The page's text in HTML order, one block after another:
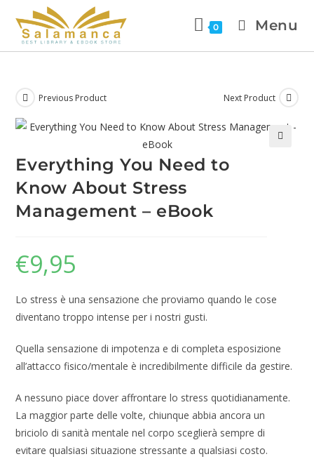
0 Menu
Previous Product Next Product
Everything You Need to
Know About Stress
Management – eBook
€9,95
Lo stress è una sensazione che proviamo quando le cose
diventano troppo intense per i nostri gusti.
Quella sensazione di impotenza e di completa esposizione
all’attacco fisico/mentale è incredibilmente difficile da gestire.
A nessuno piace dover affrontare lo stress quotidianamente.
La maggior parte delle volte, chiunque abbia ancora un
briciolo di sanità mentale nel corpo sceglierà sempre di
evitare qualsiasi situazione stressante a qualsiasi costo.